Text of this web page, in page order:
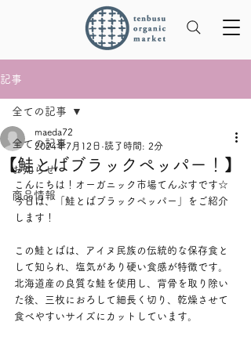
記事
全ての記事
お知らせ
商品情報
全ての記事
【鮭とばブラックペッパー！】
maeda72
2024年7月12日 読了時間: 2分
こんにちは！オーガニック市場てんぶすです☆
今日は、「鮭とばブラックペッパー」をご紹介
します！
この鮭とばは、アイヌ民族の伝統的な保存食と
して知られ、塩気があり硬い食感が特徴です。
北海道産の良質な鮭を使用し、背骨を取り除い
た後、三枚におろして細長く切り、乾燥させて
食べやすいサイズにカットしています。